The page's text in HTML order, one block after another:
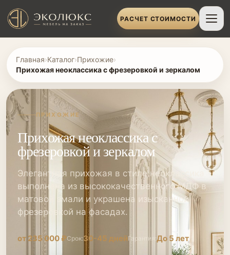
РАСЧЕТ СТОИМОСТИ
Главная›Каталог›Прихожие›
Прихожая неоклассика с фрезеровкой и зеркалом
ПРИХОЖИЕ
Прихожая неоклассика с
фрезеровкой и зеркалом
Элегантная прихожая в стиле неоклассика
выполнена из высококачественного МДФ в
матовой эмали и украшена изысканной
фрезеровкой на фасадах.
от 235 000 ₽Срок:30-45 днейГарантия:До 5 лет